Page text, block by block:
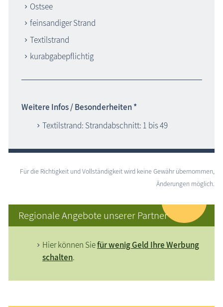
Ostsee
feinsandiger Strand
Textilstrand
kurabgabepflichtig
Weitere Infos / Besonderheiten *
Textilstrand: Strandabschnitt: 1 bis 49
Für die Richtigkeit und Vollständigkeit wird keine Gewähr übernommen,
Änderungen möglich.
Regionale Angebote unserer Partner
Hier können Siefür wenig Geld Ihre Werbung
schalten.